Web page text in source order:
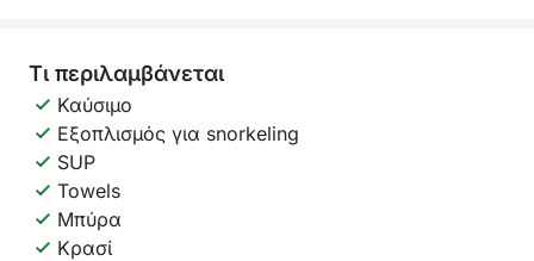
Τι περιλαμβάνεται
Καύσιμο
Εξοπλισμός για snorkeling
SUP
Towels
Μπύρα
Κρασί